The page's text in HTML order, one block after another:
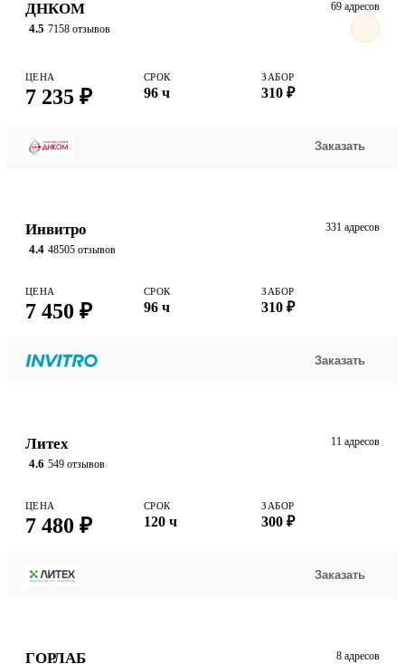
ДНКОМ
4.5 7158 отзывов
69 адресов
ЦЕНА
7 235 ₽
СРОК
96 ч
ЗАБОР
310 ₽
Заказать
Инвитро
4.4 48505 отзывов
331 адресов
ЦЕНА
7 450 ₽
СРОК
96 ч
ЗАБОР
310 ₽
Заказать
Литех
4.6 549 отзывов
11 адресов
ЦЕНА
7 480 ₽
СРОК
120 ч
ЗАБОР
300 ₽
Заказать
ГОРЛАБ 8 адресов